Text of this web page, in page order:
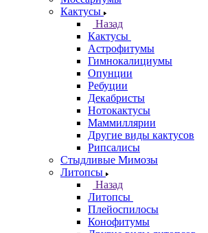
Кактусы
Назад
Кактусы
Астрофитумы
Гимнокалициумы
Опунции
Ребуции
Декабристы
Нотокактусы
Маммиллярии
Другие виды кактусов
Рипсалисы
Стыдливые Мимозы
Литопсы
Назад
Литопсы
Плейоспилосы
Конофитумы